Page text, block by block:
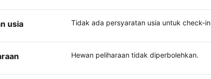
usia Tidak ada persyaratan usia untuk check-in
Hewan peliharaan tidak diperbolehkan.